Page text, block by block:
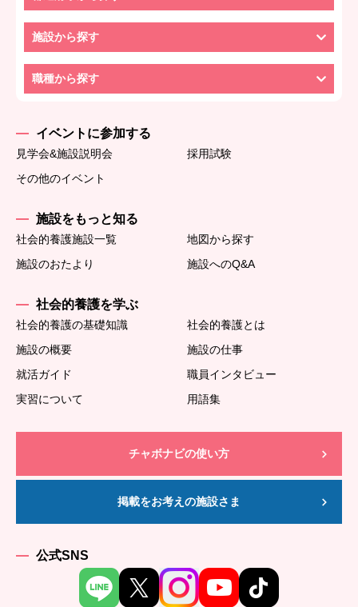
施設から探す
職種から探す
イベントに参加する
見学会&施設説明会
採用試験
その他のイベント
施設をもっと知る
社会的養護施設一覧
地図から探す
施設のおたより
施設へのQ&A
社会的養護を学ぶ
社会的養護の基礎知識
社会的養護とは
施設の概要
施設の仕事
就活ガイド
職員インタビュー
実習について
用語集
チャボナビの使い方
掲載をお考えの施設さま
公式SNS